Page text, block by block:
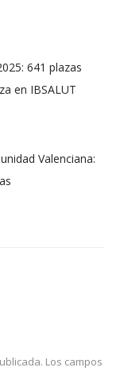
641 plazas
en IBSALUT
Valenciana:
Los campos